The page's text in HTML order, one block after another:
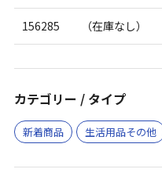
156285 （在庫なし）
カテゴリー / タイプ
新着商品 生活用品その他